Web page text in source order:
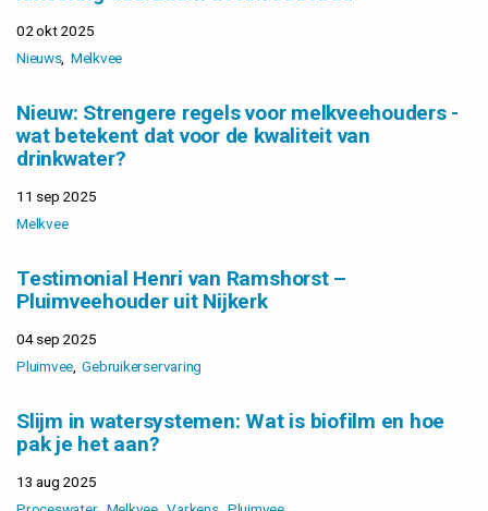
02 okt 2025
Nieuws Melkvee
Nieuw: Strengere regels voor melkveehouders -
wat betekent dat voor de kwaliteit van
drinkwater?
11 sep 2025
Melkvee
Testimonial Henri van Ramshorst –
Pluimveehouder uit Nijkerk
04 sep 2025
Pluimvee Gebruikerservaring
Slijm in watersystemen: Wat is biofilm en hoe
pak je het aan?
13 aug 2025